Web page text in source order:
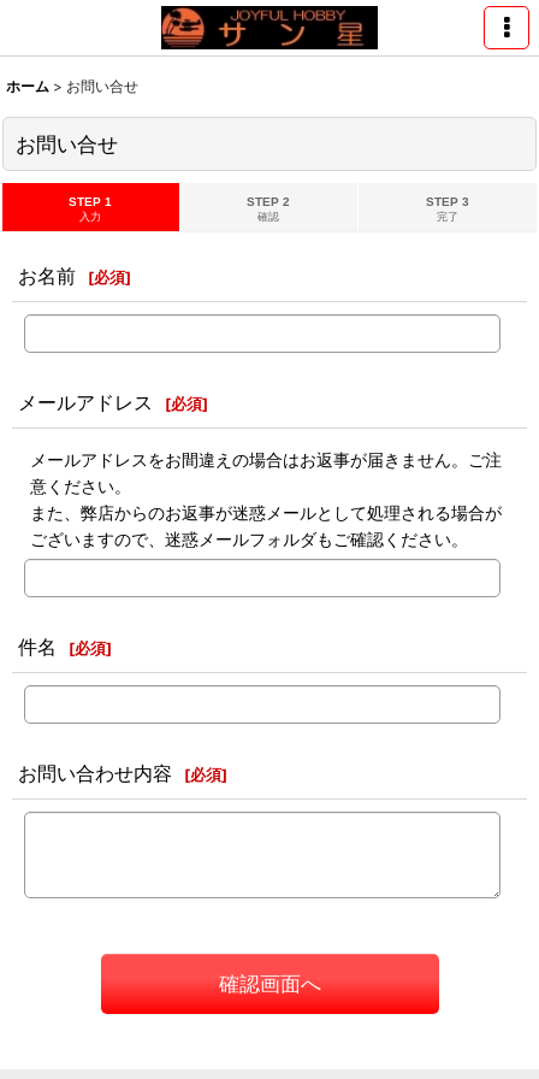
ホーム > お問い合せ
お問い合せ
STEP 1
入力
STEP 2
確認
STEP 3
完了
お名前 [必須]
メールアドレス [必須]
メールアドレスをお間違えの場合はお返事が届きません。ご注
意ください。
また、弊店からのお返事が迷惑メールとして処理される場合が
ございますので、迷惑メールフォルダもご確認ください。
件名 [必須]
お問い合わせ内容 [必須]
確認画面へ